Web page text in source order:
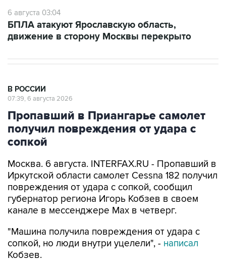
6 августа 03:04
БПЛА атакуют Ярославскую область,
движение в сторону Москвы перекрыто
В РОССИИ
07:39, 6 августа 2026
Пропавший в Приангарье самолет
получил повреждения от удара с
сопкой
Москва. 6 августа. INTERFAX.RU - Пропавший в
Иркутской области самолет Cessna 182 получил
повреждения от удара с сопкой, сообщил
губернатор региона Игорь Кобзев в своем
канале в мессенджере Мах в четверг.
"Машина получила повреждения от удара с
сопкой, но люди внутри уцелели", - написал
Кобзев.